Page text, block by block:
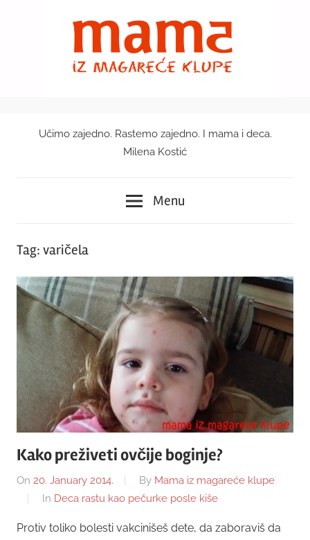
Mama
magareće
klupe
Učimo zajedno. Rastemo zajedno. I mama i deca.
Milena Kostić
Menu
Tag: varičela
Kako preživeti ovčije boginje?
On 20. January 2014. By Mama iz magareće klupe
In Deca rastu kao pečurke posle kiše
Protiv toliko bolesti vakcinišeš dete, da zaboraviš da